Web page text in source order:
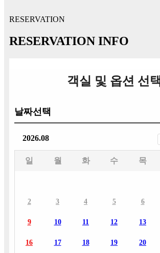
RESERVATION
RESERVATION INFO
객실 및 옵션 선택
날짜선택
2026.08
일 월 화 수 목
2 3 4 5 6
9 10 11 12 13
16 17 18 19 20